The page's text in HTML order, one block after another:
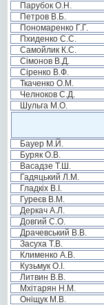
Парубок О.Н.
Петров В.Б.
Пономаренко Г.Г.
Пхиденко С.С.
Самойлик К.С.
Сімонов В.Д.
Сіренко В.Ф.
Ткаченко О.М.
Челноков С.Д.
Шульга М.О.
Бауер М.Й.
Буряк О.В.
Васадзе Т.Ш.
Гадяцький Л.М.
Гладкіх В.І.
Гуреєв В.М.
Деркач А.Л.
Довгий С.О.
Драчевський В.В.
Засуха Т.В.
Клименко А.В.
Кузьмук О.І.
Литвин В.В.
Мхітарян Н.М.
Оніщук М.В.